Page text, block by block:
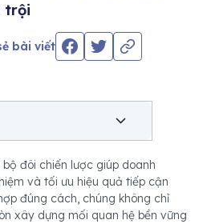
trội
bài viết
đôi chiến lược giúp doanh
và tối ưu hiệu quả tiếp cận
đúng cách, chúng không chỉ
xây dựng mối quan hệ bền vững